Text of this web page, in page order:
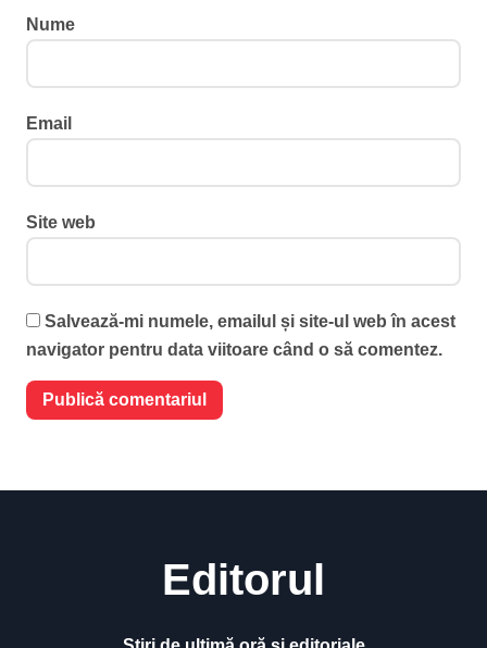
Nume
Email
Site web
Salvează-mi numele, emailul și site-ul web în acest
navigator pentru data viitoare când o să comentez.
Editorul